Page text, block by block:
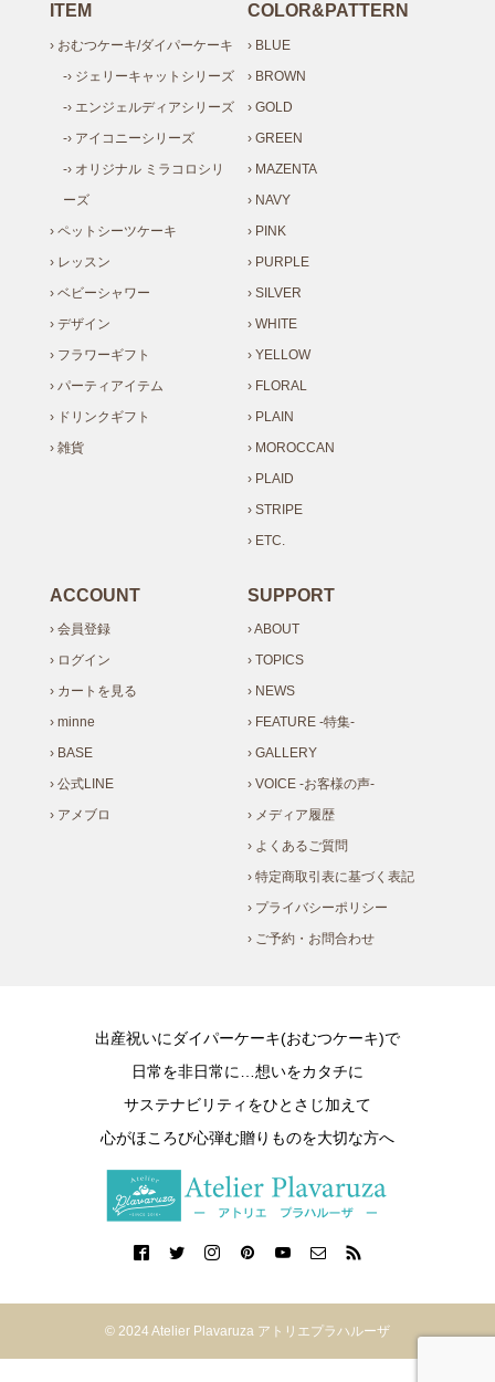
ITEM
› おむつケーキ/ダイパーケーキ
-› ジェリーキャットシリーズ
-› エンジェルディアシリーズ
-› アイコニーシリーズ
-› オリジナル ミラコロシリ
ーズ
› ペットシーツケーキ
› レッスン
› ベビーシャワー
› デザイン
› フラワーギフト
› パーティアイテム
› ドリンクギフト
› 雑貨
COLOR&PATTERN
› BLUE
› BROWN
› GOLD
› GREEN
› MAZENTA
› NAVY
› PINK
› PURPLE
› SILVER
› WHITE
› YELLOW
› FLORAL
› PLAIN
› MOROCCAN
› PLAID
› STRIPE
› ETC.
ACCOUNT
› 会員登録
› ログイン
› カートを見る
› minne
› BASE
› 公式LINE
› アメブロ
SUPPORT
› ABOUT
› TOPICS
› NEWS
› FEATURE -特集-
› GALLERY
› VOICE -お客様の声-
› メディア履歴
› よくあるご質問
› 特定商取引表に基づく表記
› プライバシーポリシー
› ご予約・お問合わせ
出産祝いにダイパーケーキ(おむつケーキ)で
日常を非日常に…想いをカタチに
サステナビリティをひとさじ加えて
心がほころび心弾む贈りものを大切な方へ
© 2024 Atelier Plavaruza アトリエプラハルーザ